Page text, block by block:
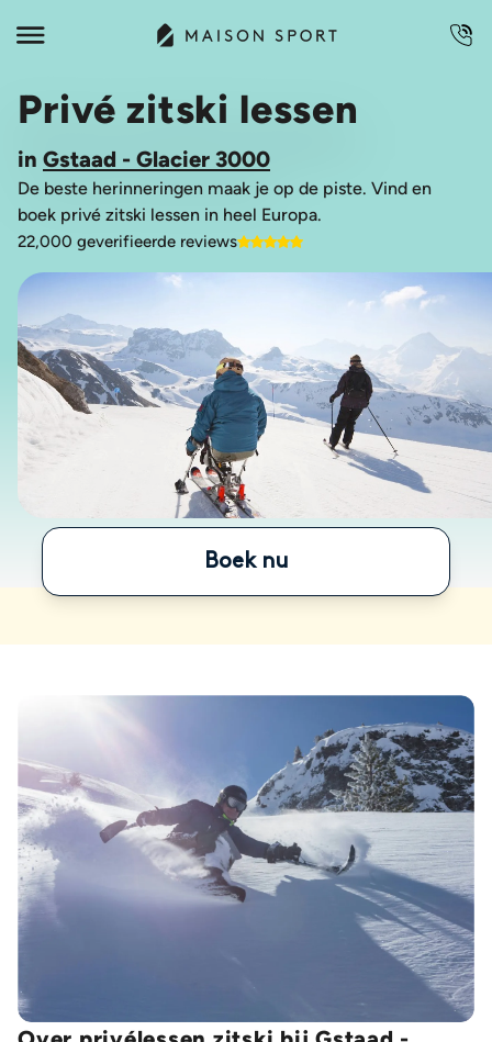
Privé zitski lessen
in Gstaad - Glacier 3000
De beste herinneringen maak je op de piste. Vind en
boek privé zitski lessen in heel Europa.
22,000 geverifieerde reviews
Boek nu